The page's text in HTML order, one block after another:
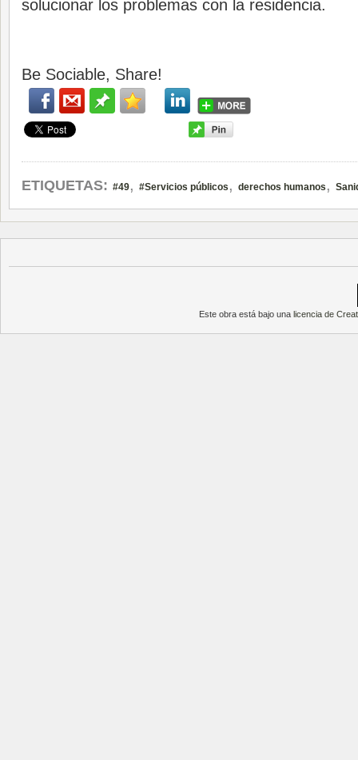
solucionar los problemas con la residencia.
Be Sociable, Share!
ETIQUETAS: #49, #Servicios públicos , derechos humanos ,
Este obra está bajo unalicencia de